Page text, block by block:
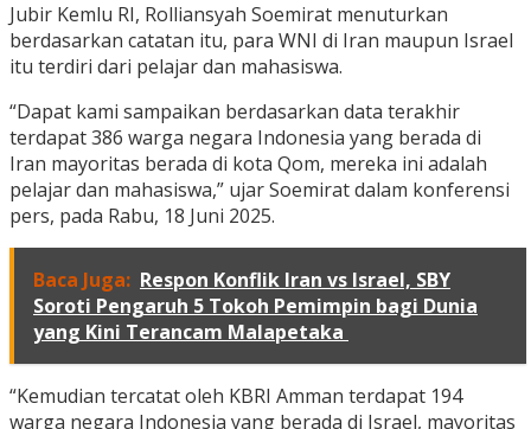
Jubir Kemlu RI, Rolliansyah Soemirat menuturkan
berdasarkan catatan itu, para WNI di Iran maupun Israel
itu terdiri dari pelajar dan mahasiswa.
“Dapat kami sampaikan berdasarkan data terakhir
terdapat 386 warga negara Indonesia yang berada di
Iran mayoritas berada di kota Qom, mereka ini adalah
pelajar dan mahasiswa,” ujar Soemirat dalam konferensi
pers, pada Rabu, 18 Juni 2025.
Baca Juga: Respon Konflik Iran vs Israel, SBY
Soroti Pengaruh 5 Tokoh Pemimpin bagi Dunia
yang Kini Terancam Malapetaka
“Kemudian tercatat oleh KBRI Amman terdapat 194
warga negara Indonesia yang berada di Israel, mayoritas